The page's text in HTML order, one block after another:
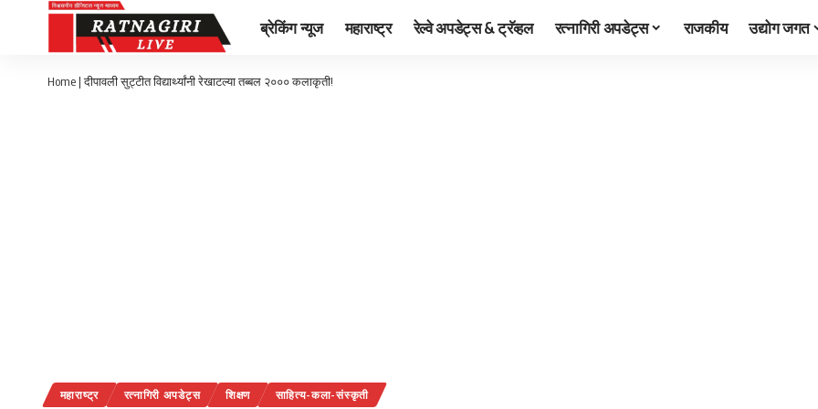
ब्रेकिंग न्यूज महाराष्ट्र रेल्वे अपडेट्स & ट्रॅव्हल रत्नागिरी अपडेट्स राजकीय उद्योग जगत
Home |दीपावली सुट्टीत विद्यार्थ्यांनी रेखाटल्या तब्बल २००० कलाकृती!
महाराष्ट्र रत्नागिरी अपडेट्स शिक्षण साहित्य-कला-संस्कृती